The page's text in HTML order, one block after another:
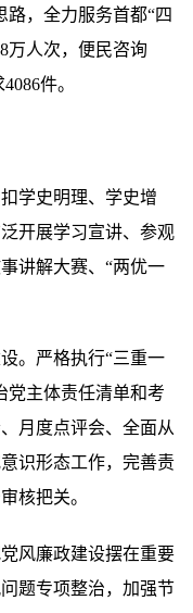
路，全力服务首都“四
万人次，便民咨询
件。
学史明理、学史增
开展学习宣讲、参观
讲解大赛、“两优一
。严格执行“三重一
党主体责任清单和考
月度点评会、全面从
识形态工作，完善责
核把关。
风廉政建设摆在重要
题专项整治，加强节